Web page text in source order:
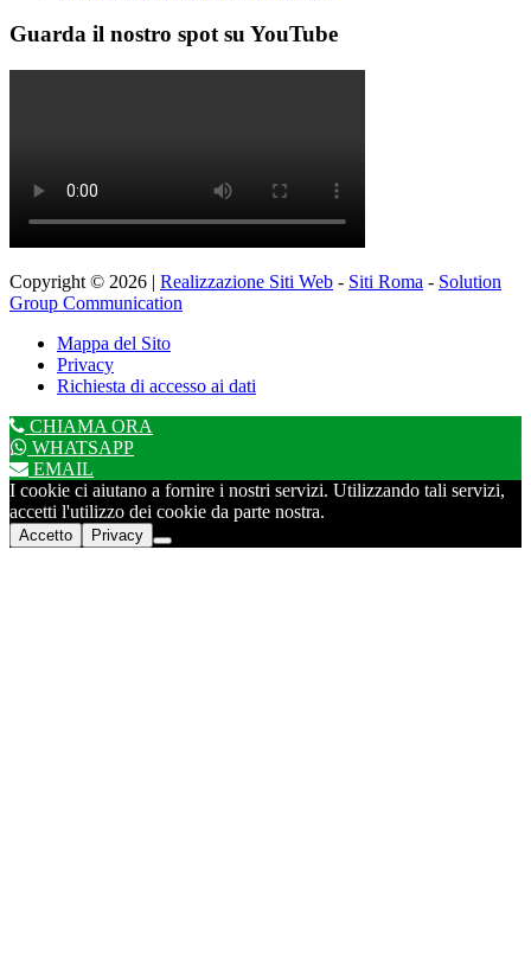
Guarda il nostro spot su YouTube
Copyright © 2026 | Realizzazione Siti Web - Siti Roma - Solution
Group Communication
Mappa del Sito
Privacy
Richiesta di accesso ai dati
CHIAMA ORA
WHATSAPP
EMAIL
I cookie ci aiutano a fornire i nostri servizi. Utilizzando tali servizi,
accetti l'utilizzo dei cookie da parte nostra.
Accetto Privacy